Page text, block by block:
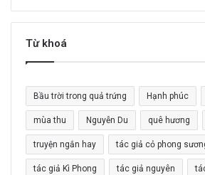
Từ khoá
Bầu trời trong quả trứng Hạnh phúc
mùa thu Nguyễn Du quê hương
truyện ngắn hay tác giả cỏ phong
tác giả Kì Phong tác giả nguyên